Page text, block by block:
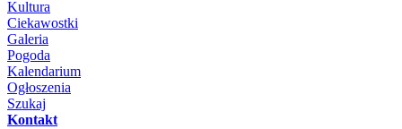
Kultura
Ciekawostki
Galeria
Pogoda
Kalendarium
Ogłoszenia
Szukaj
Kontakt